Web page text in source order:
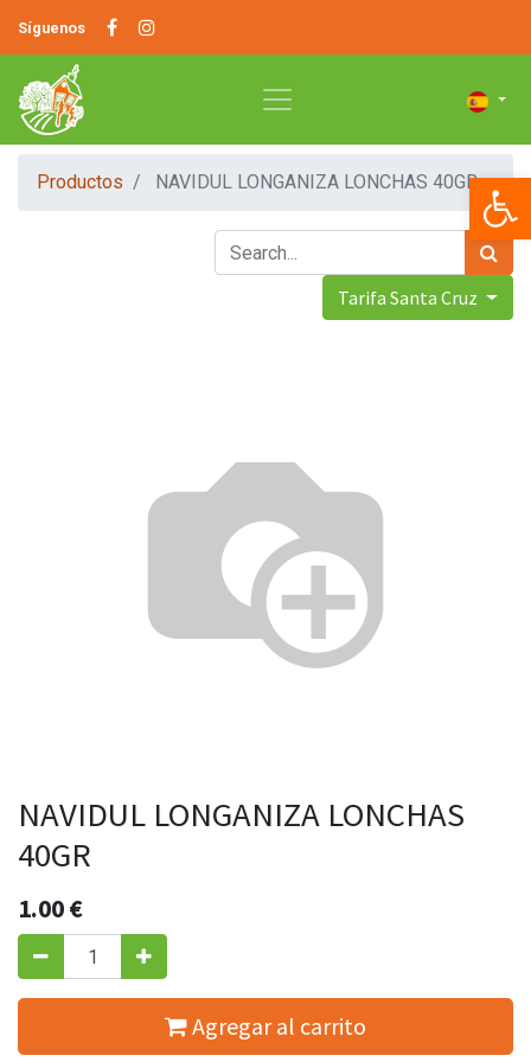
Síguenos
Productos NAVIDUL LONGANIZA LONCHAS 40GR
Tarifa Santa Cruz
NAVIDUL LONGANIZA LONCHAS
40GR
1.00€
Agregar al carrito